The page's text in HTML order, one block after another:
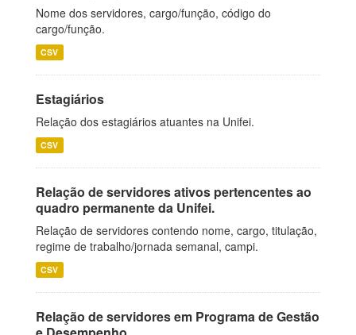
Nome dos servidores, cargo/função, código do
cargo/função.
CSV
Estagiários
Relação dos estagiários atuantes na Unifei.
CSV
Relação de servidores ativos pertencentes ao
quadro permanente da Unifei.
Relação de servidores contendo nome, cargo, titulação,
regime de trabalho/jornada semanal, campi.
CSV
Relação de servidores em Programa de Gestão